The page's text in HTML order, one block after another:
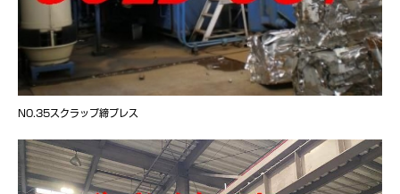
N0.35スクラップ締プレス